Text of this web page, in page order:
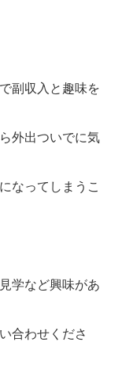
副収入と趣味を
外出ついでに気
なってしまうこ
学など興味があ
合わせくださ